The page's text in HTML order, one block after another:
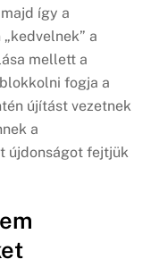
így a
a
mellett a
fogja a
újítást vezetnek
a
újdonságot fejtjük